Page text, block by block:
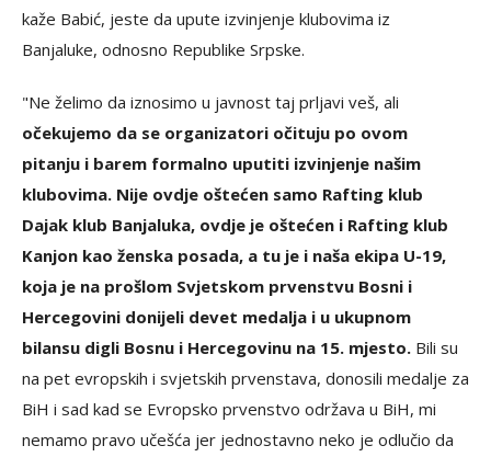
kaže Babić, jeste da upute izvinjenje klubovima iz
Banjaluke, odnosno Republike Srpske.
"Ne želimo da iznosimo u javnost taj prljavi veš, ali
očekujemo da se organizatori očituju po ovom
pitanju i barem formalno uputiti izvinjenje našim
klubovima. Nije ovdje oštećen samo Rafting klub
Dajak klub Banjaluka, ovdje je oštećen i Rafting klub
Kanjon kao ženska posada, a tu je i naša ekipa U-19,
koja je na prošlom Svjetskom prvenstvu Bosni i
Hercegovini donijeli devet medalja i u ukupnom
bilansu digli Bosnu i Hercegovinu na 15. mjesto. Bili su
na pet evropskih i svjetskih prvenstava, donosili medalje za
BiH i sad kad se Evropsko prvenstvo održava u BiH, mi
nemamo pravo učešća jer jednostavno neko je odlučio da